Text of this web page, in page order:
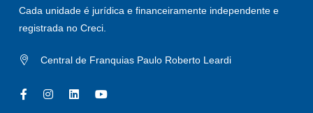
Cada unidade é jurídica e financeiramente independente e
registrada no Creci.
Central de Franquias Paulo Roberto Leardi